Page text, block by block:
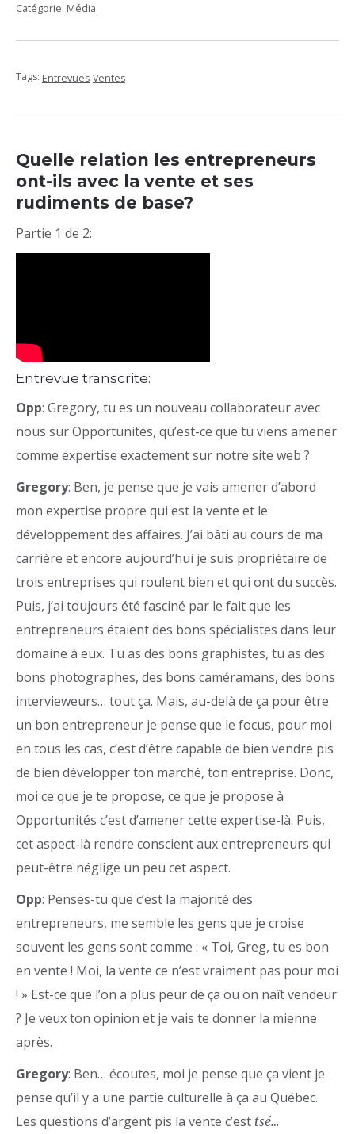
Catégorie: Média
Tags: Entrevues Ventes
Quelle relation les entrepreneurs
ont-ils avec la vente et ses
rudiments de base?
Partie 1 de 2:
Entrevue transcrite:
Opp: Gregory, tu es un nouveau collaborateur avec
nous sur Opportunités, qu’est-ce que tu viens amener
comme expertise exactement sur notre site web ?
Gregory: Ben, je pense que je vais amener d’abord
mon expertise propre qui est la vente et le
développement des affaires. J’ai bâti au cours de ma
carrière et encore aujourd’hui je suis propriétaire de
trois entreprises qui roulent bien et qui ont du succès.
Puis, j’ai toujours été fasciné par le fait que les
entrepreneurs étaient des bons spécialistes dans leur
domaine à eux. Tu as des bons graphistes, tu as des
bons photographes, des bons caméramans, des bons
intervieweurs… tout ça. Mais, au-delà de ça pour être
un bon entrepreneur je pense que le focus, pour moi
en tous les cas, c’est d’être capable de bien vendre pis
de bien développer ton marché, ton entreprise. Donc,
moi ce que je te propose, ce que je propose à
Opportunités c’est d’amener cette expertise-là. Puis,
cet aspect-là rendre conscient aux entrepreneurs qui
peut-être néglige un peu cet aspect.
Opp: Penses-tu que c’est la majorité des
entrepreneurs, me semble les gens que je croise
souvent les gens sont comme : « Toi, Greg, tu es bon
en vente ! Moi, la vente ce n’est vraiment pas pour moi
! » Est-ce que l’on a plus peur de ça ou on naît vendeur
? Je veux ton opinion et je vais te donner la mienne
après.
Gregory: Ben… écoutes, moi je pense que ça vient je
pense qu’il y a une partie culturelle à ça au Québec.
Les questions d’argent pis la vente c’est tsé…